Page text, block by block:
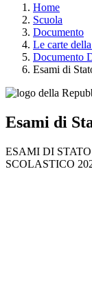
Home
Scuola
Documento
Le carte
Documento
Esami di
Esami di
ESAMI DI
SCOLASTICO